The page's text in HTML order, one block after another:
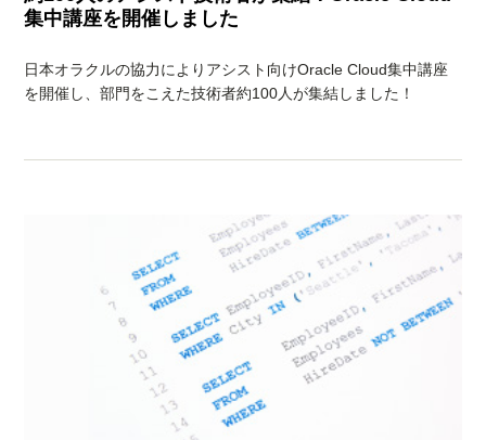
集中講座を開催しました
日本オラクルの協力によりアシスト向けOracle Cloud集中講座
を開催し、部門をこえた技術者約100人が集結しました！